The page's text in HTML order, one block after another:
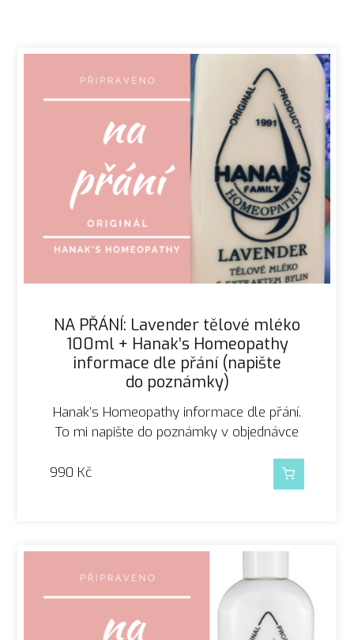
NA PŘÁNÍ: Lavender tělové mléko
100ml + Hanak’s Homeopathy
informace dle přání (napište
do poznámky)
Hanak’s Homeopathy informace dle přání.
To mi napište do poznámky v objednávce
990 Kč